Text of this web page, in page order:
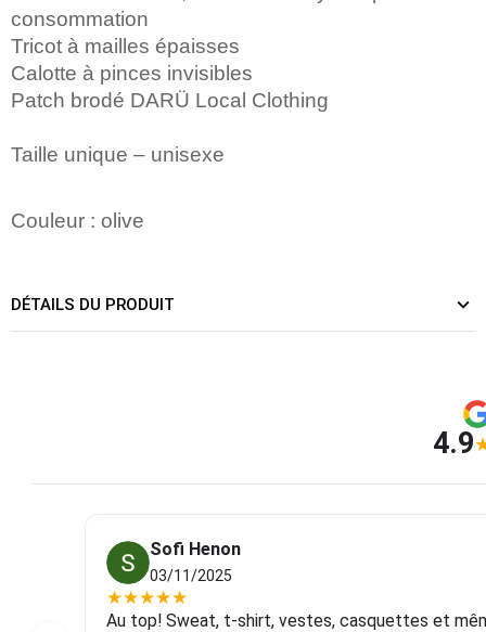
consommation
Tricot à mailles épaisses
Calotte à pinces invisibles
Patch brodé DARÜ Local Clothing
Taille unique – unisexe
Couleur : olive
DÉTAILS DU PRODUIT
4.9
Sofi Henon
03/11/2025
★★★★★
Au top! Sweat, t-shirt, vestes, casquettes et